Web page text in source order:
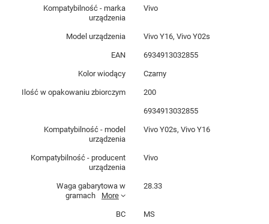
Kompatybilność - marka
urządzenia
Vivo
Model urządzenia Vivo Y16, Vivo Y02s
EAN 6934913032855
Kolor wiodący Czarny
Ilość w opakowaniu zbiorczym 200
6934913032855
Kompatybilność - model
urządzenia
Vivo Y02s, Vivo Y16
Kompatybilność - producent
urządzenia
Vivo
Waga gabarytowa w
gramach
More
28.33
BC
MS